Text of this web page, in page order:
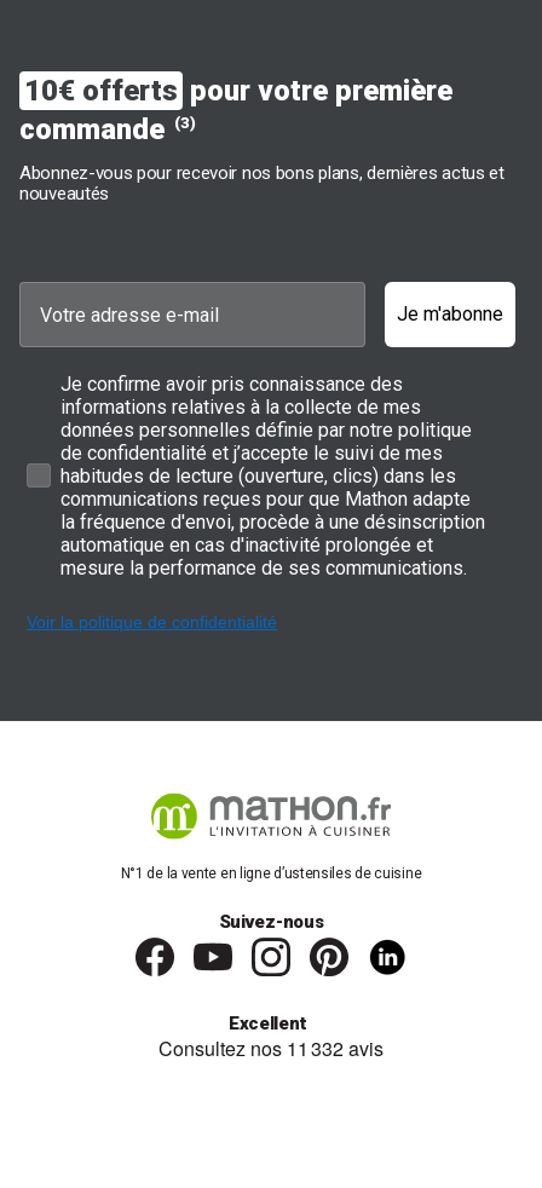
10€ offerts pour votre première
commande (3)
Abonnez-vous pour recevoir nos bons plans, dernières actus et
nouveautés
Je m'abonne
Je confirme avoir pris connaissance des
informations relatives à la collecte de mes
données personnelles définie par notre politique
de confidentialité et j’accepte le suivi de mes
habitudes de lecture (ouverture, clics) dans les
communications reçues pour que Mathon adapte
la fréquence d'envoi, procède à une désinscription
automatique en cas d'inactivité prolongée et
mesure la performance de ses communications.
Voir la politique de confidentialité
N°1 de la vente en ligne d’ustensiles de cuisine
Suivez-nous
Excellent